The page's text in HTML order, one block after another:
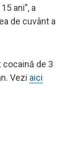
ani”, a
de cuvânt a
de 3
Vezi aici